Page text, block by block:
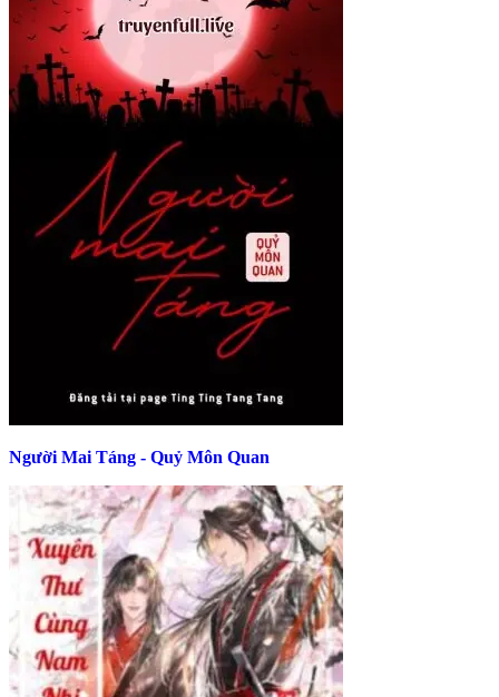
Người Mai Táng - Quỷ Môn Quan